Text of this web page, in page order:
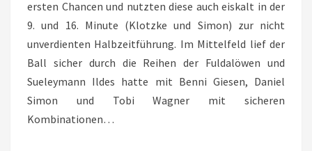
ersten Chancen und nutzten diese auch eiskalt in der
9. und 16. Minute (Klotzke und Simon) zur nicht
unverdienten Halbzeitführung. Im Mittelfeld lief der
Ball sicher durch die Reihen der Fuldalöwen und
Sueleymann Ildes hatte mit Benni Giesen, Daniel
Simon und Tobi Wagner mit sicheren
Kombinationen…